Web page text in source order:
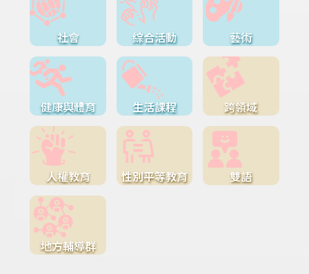
社會 綜合活動 藝術
健康與體育 生活課程 跨領域
人權教育 性別平等教育 雙語
地方輔導群